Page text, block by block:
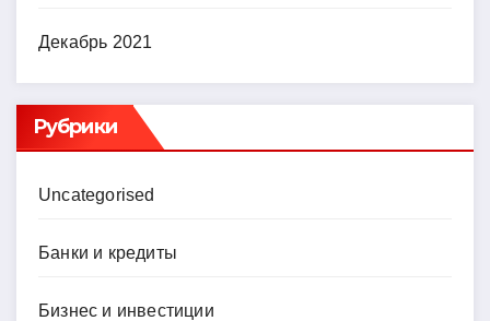
Декабрь 2021
Рубрики
Uncategorised
Банки и кредиты
Бизнес и инвестиции